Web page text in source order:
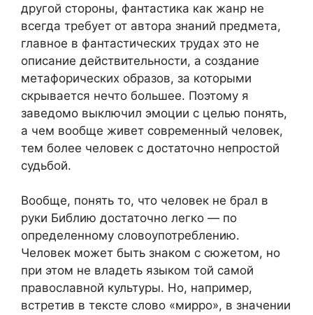
другой стороны, фантастика как жанр не
всегда требует от автора знаний предмета,
главное в фантастических трудах это не
описание действительности, а создание
метафорических образов, за которыми
скрывается нечто большее. Поэтому я
заведомо выключил эмоции с целью понять,
а чем вообще живет современный человек,
тем более человек с достаточно непростой
судьбой.
Вообще, понять то, что человек не брал в
руки Библию достаточно легко — по
определенному словоупотреблению.
Человек может быть знаком с сюжетом, но
при этом не владеть языком той самой
православной культуры. Но, например,
встретив в тексте слово «мирро», в значении